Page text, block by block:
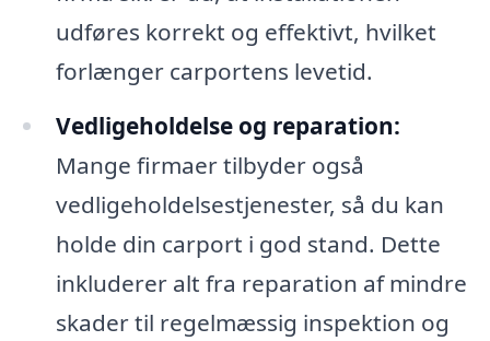
udføres korrekt og effektivt, hvilket
forlænger carportens levetid.
Vedligeholdelse og reparation:
Mange firmaer tilbyder også
vedligeholdelsestjenester, så du kan
holde din carport i god stand. Dette
inkluderer alt fra reparation af mindre
skader til regelmæssig inspektion og